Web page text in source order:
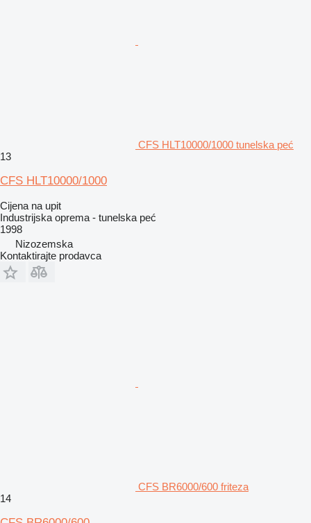
CFS HLT10000/1000 tunelska peć
13
CFS HLT10000/1000
Cijena na upit
Industrijska oprema - tunelska peć
1998
Nizozemska
Kontaktirajte prodavca
CFS BR6000/600 friteza
14